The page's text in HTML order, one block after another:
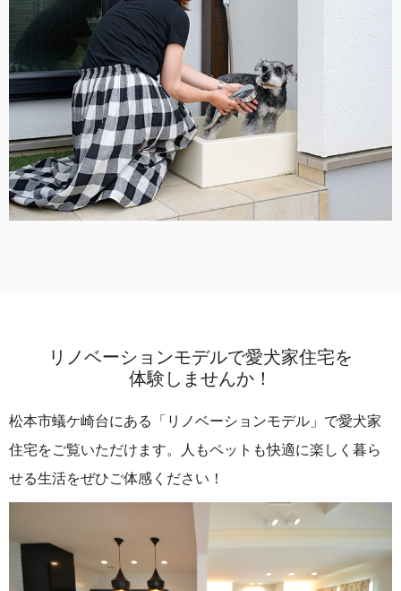
リノベーションモデルで愛犬家住宅を
体験しませんか！
松本市蟻ケ崎台にある「リノベーションモデル」で愛犬家
住宅をご覧いただけます。人もペットも快適に楽しく暮ら
せる生活をぜひご体感ください！